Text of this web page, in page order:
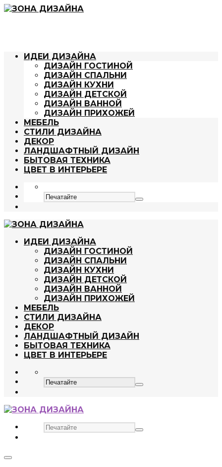
ИДЕИ ДИЗАЙНА
ДИЗАЙН ГОСТИНОЙ
ДИЗАЙН СПАЛЬНИ
ДИЗАЙН КУХНИ
ДИЗАЙН ДЕТСКОЙ
ДИЗАЙН ВАННОЙ
ДИЗАЙН ПРИХОЖЕЙ
МЕБЕЛЬ
СТИЛИ ДИЗАЙНА
ДЕКОР
ЛАНДШАФТНЫЙ ДИЗАЙН
БЫТОВАЯ ТЕХНИКА
ЦВЕТ В ИНТЕРЬЕРЕ
ИДЕИ ДИЗАЙНА
ДИЗАЙН ГОСТИНОЙ
ДИЗАЙН СПАЛЬНИ
ДИЗАЙН КУХНИ
ДИЗАЙН ДЕТСКОЙ
ДИЗАЙН ВАННОЙ
ДИЗАЙН ПРИХОЖЕЙ
МЕБЕЛЬ
СТИЛИ ДИЗАЙНА
ДЕКОР
ЛАНДШАФТНЫЙ ДИЗАЙН
БЫТОВАЯ ТЕХНИКА
ЦВЕТ В ИНТЕРЬЕРЕ